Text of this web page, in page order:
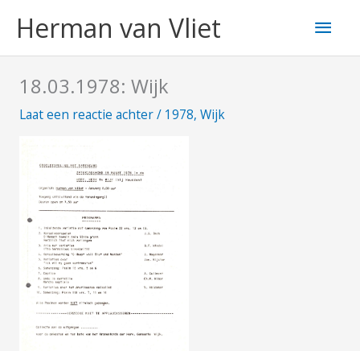
naarHerman van Vliet
18.03.1978: Wijk
Laat een reactie achter/ 1978, Wijk